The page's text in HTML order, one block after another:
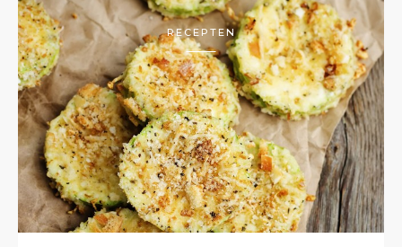
RECEPTEN